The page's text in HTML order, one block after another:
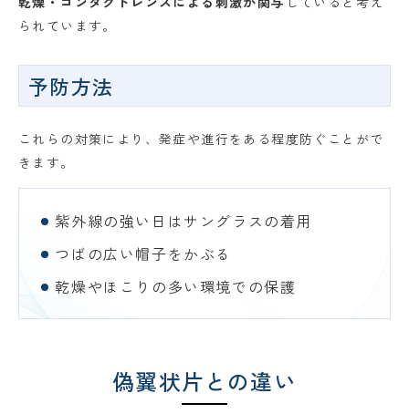
られています。
予防方法
これらの対策により、発症や進行をある程度防ぐことがで
きます。
紫外線の強い日はサングラスの着用
つばの広い帽子をかぶる
乾燥やほこりの多い環境での保護
偽翼状片との違い